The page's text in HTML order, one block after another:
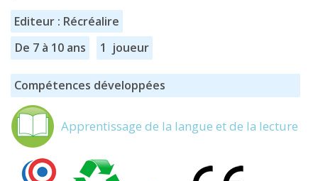
Editeur : Récréalire
De 7 à 10 ans
1 joueur
Compétences développées
Apprentissage de la langue et de la lecture